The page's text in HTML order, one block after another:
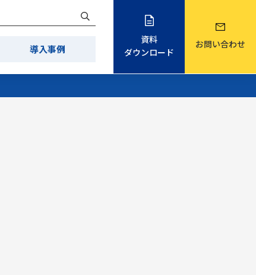
導入事例
資料
ダウンロード
お問い合わせ